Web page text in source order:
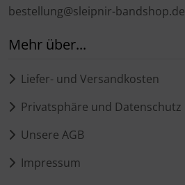
bestellung@sleipnir-bandshop.de
Mehr über...
Liefer- und Versandkosten
Privatsphäre und Datenschutz
Unsere AGB
Impressum